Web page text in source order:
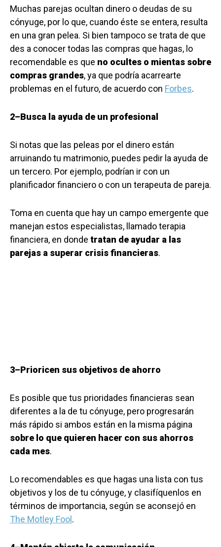
Muchas parejas ocultan dinero o deudas de su
cónyuge, por lo que, cuando éste se entera, resulta
en una gran pelea. Si bien tampoco se trata de que
des a conocer todas las compras que hagas, lo
recomendable es que no ocultes o mientas sobre
compras grandes, ya que podría acarrearte
problemas en el futuro, de acuerdo con Forbes.
2–Busca la ayuda de un profesional
Si notas que las peleas por el dinero están
arruinando tu matrimonio, puedes pedir la ayuda de
un tercero. Por ejemplo, podrían ir con un
planificador financiero o con un terapeuta de pareja.
Toma en cuenta que hay un campo emergente que
manejan estos especialistas, llamado terapia
financiera, en donde tratan de ayudar a las
parejas a superar crisis financieras.
3–Prioricen sus objetivos de ahorro
Es posible que tus prioridades financieras sean
diferentes a la de tu cónyuge, pero progresarán
más rápido si ambos están en la misma página
sobre lo que quieren hacer con sus ahorros
cada mes.
Lo recomendables es que hagas una lista con tus
objetivos y los de tu cónyuge, y clasifíquenlos en
términos de importancia, según se aconsejó en
The Motley Fool.